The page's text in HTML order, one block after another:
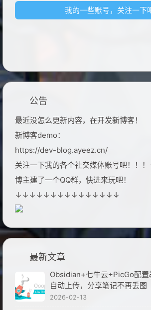
我的一些账号，关注一
公告
最近没怎么更新内容，在开发新博客！
新博客demo：
https://dev-blog.ayeez.cn/
关注一下我的各个社交媒体账号吧！！
博主建了一个QQ群，快进来玩吧！
↓↓↓↓↓↓↓↓↓↓↓↓↓↓↓
最新文章
Obsidian+七牛云+PicGo配置
自动上传，分享笔记不再丢图
2026-02-13